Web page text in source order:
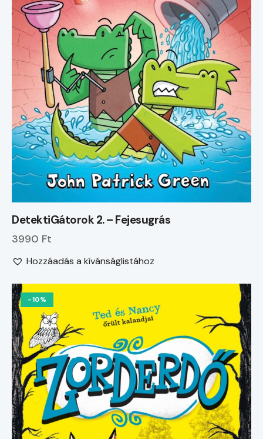
DetektiGátorok 2. – Fejesugrás
3990 Ft
Hozzáadás a kívánságlistához
-10%